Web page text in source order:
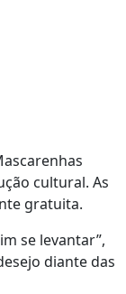
cultural. As
gratuita.
se levantar”,
diante das